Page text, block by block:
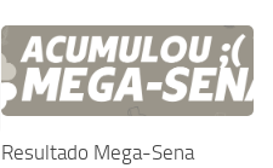
Resultado Mega-Sena